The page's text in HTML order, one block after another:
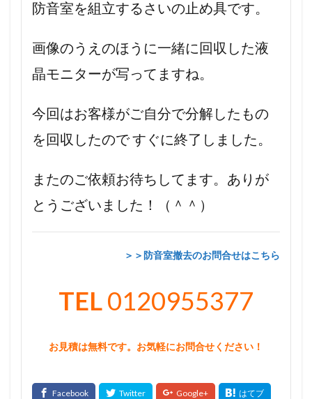
防音室を組立するさいの止め具です。
画像のうえのほうに一緒に回収した液
晶モニターが写ってますね。
今回はお客様がご自分で分解したもの
を回収したので すぐに終了しました。
またのご依頼お待ちしてます。ありが
とうございました！（＾＾）
＞＞防音室撤去のお問合せはこちら
TEL0120955377
お見積は無料です。お気軽にお問合せください！